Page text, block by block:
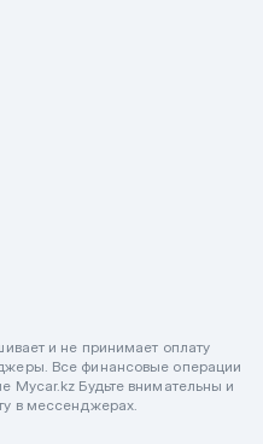
и не принимает оплату
Все финансовые операции
Mycar.kz Будьте внимательны и
в мессенджерах.